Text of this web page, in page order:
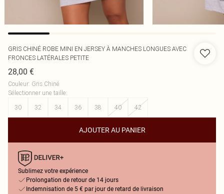
GRIS CHINÉ ROBE MINI EN JERSEY À MANCHES LONGUES AVEC
FRONCES LATÉRALES PETITE
28,00 €
Couleur: Gris Chiné
Sélectionner une taille:
30
32 34 36 38 40 42
AJOUTER AU PANIER
Sublimez votre expérience
Prolongation de retour de 14 jours
Indemnisation de 5 € par jour de retard de livraison